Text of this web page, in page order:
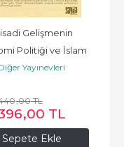
Sepete Ekle
Gelişmenin
Politiği ve İslam
Gelişme
Yayınevleri
,00TL
,00 TL